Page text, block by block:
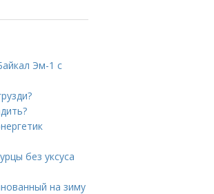
Эм-1 с
без уксуса
на зиму